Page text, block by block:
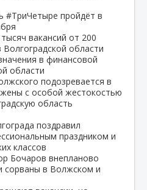
#ТриЧетыре пройдёт в
вакансий от 200
области
в финансовой
области
подозревается в
с особой жестокостью
область
поздравил
праздником и
классов
Бочаров внепланово
сорваны в Волжском и